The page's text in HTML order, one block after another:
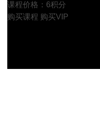
课程价格：6积分
购买课程 购买VIP